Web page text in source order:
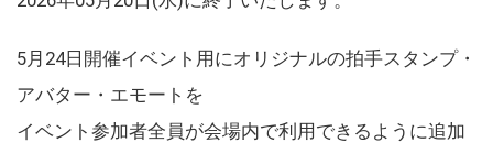
5月24日開催イベント用にオリジナルの拍手スタンプ・
アバター・エモートを
イベント参加者全員が会場内で利用できるように追加